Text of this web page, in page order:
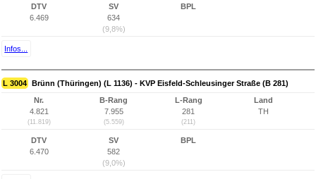
DTV
6.469
SV
634
(9,8%)
BPL
Infos...
L 3004 Brünn (Thüringen) (L 1136) - KVP Eisfeld-Schleusinger Straße (B 281)
Nr.
4.821
(11.819)
B-Rang
7.955
(5.559)
L-Rang
281
(211)
Land
TH
DTV
6.470
SV
582
(9,0%)
BPL